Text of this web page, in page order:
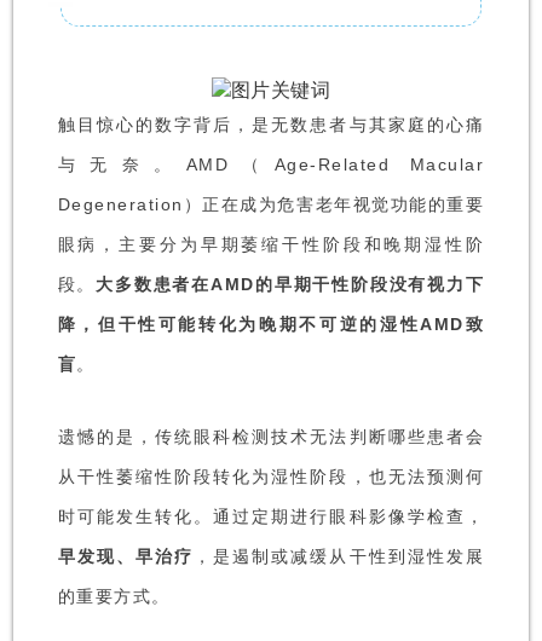
触目惊心的数字背后，是无数患者与其家庭的心痛
与无奈。AMD（Age-Related Macular
Degeneration）正在成为危害老年视觉功能的重要
眼病，主要分为早期萎缩干性阶段和晚期湿性阶
段。 大多数患者在AMD的早期干性阶段没有视力下
降，但干性可能转化为晚期不可逆的湿性AMD致
盲。
遗憾的是，传统眼科检测技术无法判断哪些患者会
从干性萎缩性阶段转化为湿性阶段，也无法预测何
时可能发生转化。通过定期进行眼科影像学检查，
早发现、早治疗 ，是遏制或减缓从干性到湿性发展
的重要方式。